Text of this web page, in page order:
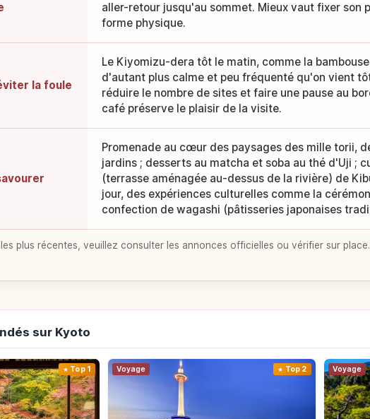
aller-retour jusqu'au sommet. Mieux vaut fixer son
forme physique.
la foule
Le Kiyomizu-dera tôt le matin, comme la
d'autant plus calme et peu fréquenté qu'on vient
réduire le nombre de sites et faire une pause au
café préserve le plaisir de la visite.
Promenade au cœur des paysages des mille torii,
jardins ; desserts au matcha et soba au thé d'Uji ;
(terrasse aménagée au-dessus de la rivière) de
jour, des expériences culturelles comme la
confection de wagashi (pâtisseries japonaises
plus récentes, veuillez consulter les annonces officielles ou vérifier sur place.
sur Kyoto
Top 1 Voyage Top 2 Voyage